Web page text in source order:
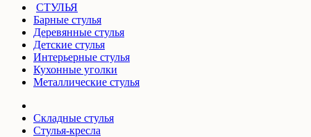
СТУЛЬЯ
Барные стулья
Деревянные стулья
Детские стулья
Интерьерные стулья
Кухонные уголки
Металлические стулья
Складные стулья
Стулья-кресла